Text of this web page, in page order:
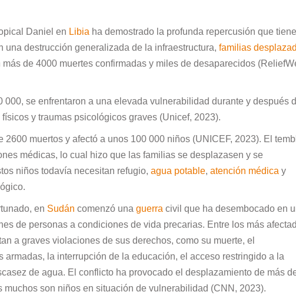
Daniel en Libia ha demostrado la profunda repercusión que
una destrucción generalizada de la infraestructura, familias
de 4000 muertes confirmadas y miles de desaparecidos
se enfrentaron a una elevada vulnerabilidad durante y después
y traumas psicológicos graves (Unicef, 2023).
2600 muertos y afectó a unos 100 000 niños (UNICEF, 2023). El
médicas, lo cual hizo que las familias se desplazasen y se
niños todavía necesitan refugio, agua potable, atención médica y
en Sudán comenzó una guerra civil que ha desembocado en
de personas a condiciones de vida precarias. Entre los más
a graves violaciones de sus derechos, como su muerte, el
armadas, la interrupción de la educación, el acceso restringido a la
de agua. El conflicto ha provocado el desplazamiento de más
son niños en situación de vulnerabilidad (CNN, 2023).